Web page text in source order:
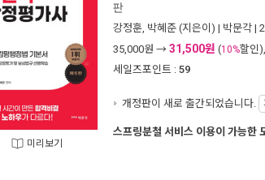
미리보기
판
강정훈, 박혜준 (지은이) | 박문각 |
35,000원 → 31,500원 (10%할인
세일즈포인트 : 59
개정판이 새로 출간되었습니다.
스프링분철 서비스 이용이 가능한